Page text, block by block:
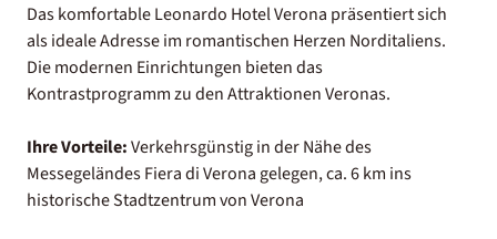
Das komfortable Leonardo Hotel Verona präsentiert sich
als ideale Adresse im romantischen Herzen Norditaliens.
Die modernen Einrichtungen bieten das
Kontrastprogramm zu den Attraktionen Veronas.
Ihre Vorteile:Verkehrsgünstig in der Nähe des
Messegeländes Fiera di Verona gelegen, ca. 6 km ins
historische Stadtzentrum von Verona